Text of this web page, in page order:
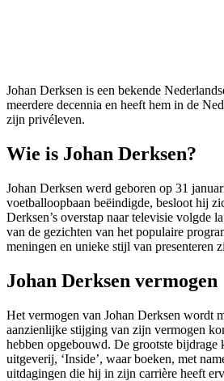
Johan Derksen is een bekende Nederlandse sportjournalist en televisiepersoonlijkheid, vooral bekend van zijn rol als analist bij het populaire tv-programma ‘Vandaag Inside’. Zijn carrière strekt zich uit over
meerdere decennia en heeft hem in de
zijn privéleven.
Wie is Johan Derksen?
Johan Derksen werd geboren op 31
voetballoopbaan beëindigde, besloot hij
Derksen’s overstap naar televisie volgde
van de gezichten van het populaire
meningen en unieke stijl van presenteren
Johan Derksen vermogen
Het vermogen van Johan Derksen wordt
aanzienlijke stijging van zijn vermogen
hebben opgebouwd. De grootste bijdrage
uitgeverij, ‘Inside’, waar boeken, met
uitdagingen die hij in zijn carrière heeft